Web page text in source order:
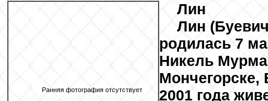
Ранняя фотография отсутствует
Лин
Лин
родилась 7
Никель
2001 года